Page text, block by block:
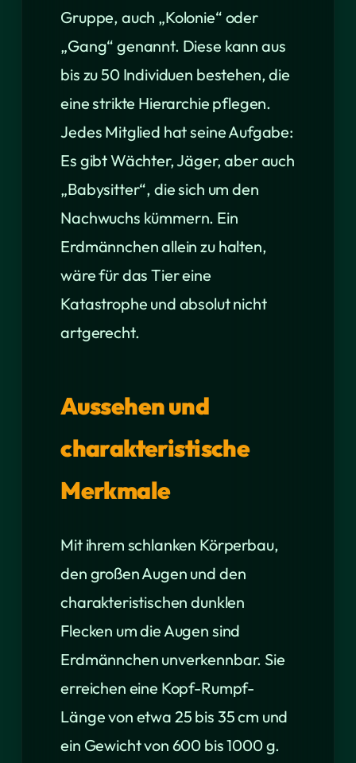
Gruppe, auch „Kolonie“ oder
„Gang“ genannt. Diese kann aus
bis zu 50 Individuen bestehen, die
eine strikte Hierarchie pflegen.
Jedes Mitglied hat seine Aufgabe:
Es gibt Wächter, Jäger, aber auch
„Babysitter“, die sich um den
Nachwuchs kümmern. Ein
Erdmännchen allein zu halten,
wäre für das Tier eine
Katastrophe und absolut nicht
artgerecht.
Aussehen und
charakteristische
Merkmale
Mit ihrem schlanken Körperbau,
den großen Augen und den
charakteristischen dunklen
Flecken um die Augen sind
Erdmännchen unverkennbar. Sie
erreichen eine Kopf-Rumpf-
Länge von etwa 25 bis 35 cm und
ein Gewicht von 600 bis 1000 g.